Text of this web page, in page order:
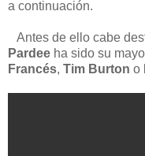
a continuación.
Antes de ello cabe
Pardee ha sido su
Francés, Tim Burton o